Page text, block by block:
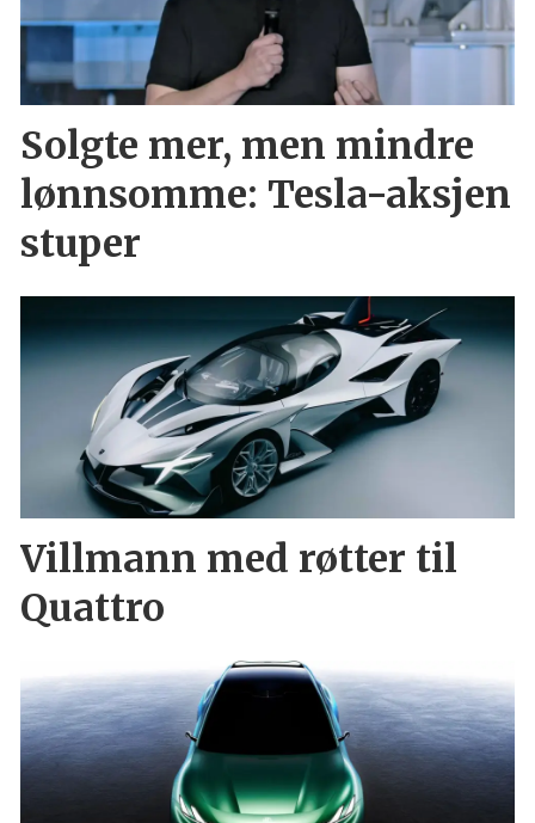
Solgte mer, men mindre
lønnsomme: Tesla-aksjen
stuper
Villmann med røtter til
Quattro